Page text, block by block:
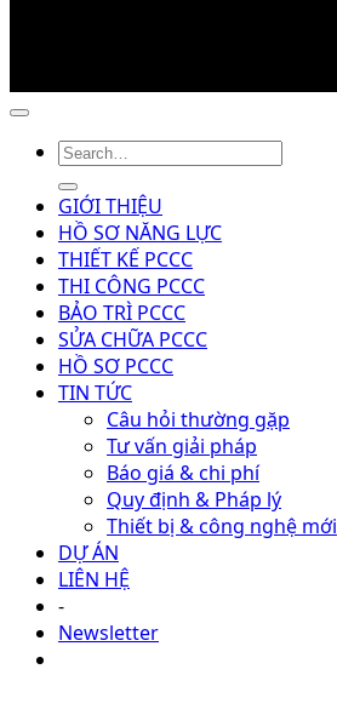
GIỚI THIỆU
HỒ SƠ NĂNG LỰC
THIẾT KẾ PCCC
THI CÔNG PCCC
BẢO TRÌ PCCC
SỬA CHỮA PCCC
HỒ SƠ PCCC
TIN TỨC
Câu hỏi thường gặp
Tư vấn giải pháp
Báo giá & chi phí
Quy định & Pháp lý
Thiết bị & công nghệ mới
DỰ ÁN
LIÊN HỆ
-
Newsletter